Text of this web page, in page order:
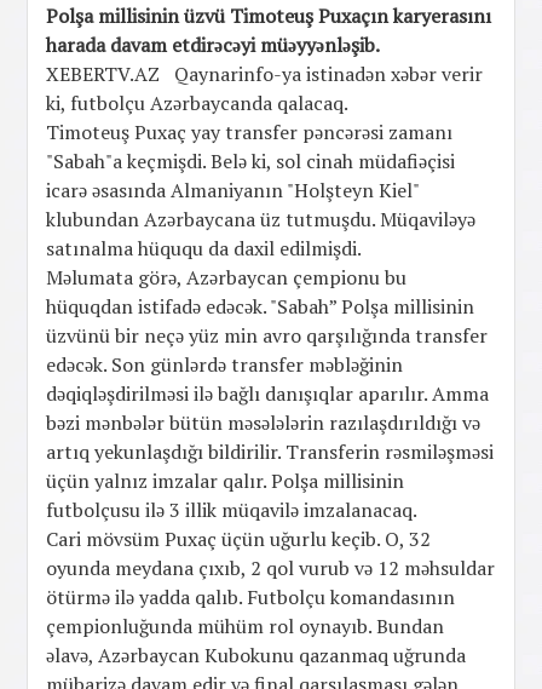
Polşa millisinin üzvü Timoteuş Puxaçın karyerasını
harada davam etdirəcəyi müəyyənləşib.
XEBERTV.AZ Qaynarinfo-ya istinadən xəbər verir
ki, futbolçu Azərbaycanda qalacaq.
Timoteuş Puxaç yay transfer pəncərəsi zamanı
"Sabah"a keçmişdi. Belə ki, sol cinah müdafiəçisi
icarə əsasında Almaniyanın "Holşteyn Kiel"
klubundan Azərbaycana üz tutmuşdu. Müqaviləyə
satınalma hüququ da daxil edilmişdi.
Məlumata görə, Azərbaycan çempionu bu
hüquqdan istifadə edəcək. "Sabah” Polşa millisinin
üzvünü bir neçə yüz min avro qarşılığında transfer
edəcək. Son günlərdə transfer məbləğinin
dəqiqləşdirilməsi ilə bağlı danışıqlar aparılır. Amma
bəzi mənbələr bütün məsələlərin razılaşdırıldığı və
artıq yekunlaşdığı bildirilir. Transferin rəsmiləşməsi
üçün yalnız imzalar qalır. Polşa millisinin
futbolçusu ilə 3 illik müqavilə imzalanacaq.
Cari mövsüm Puxaç üçün uğurlu keçib. O, 32
oyunda meydana çıxıb, 2 qol vurub və 12 məhsuldar
ötürmə ilə yadda qalıb. Futbolçu komandasının
çempionluğunda mühüm rol oynayıb. Bundan
əlavə, Azərbaycan Kubokunu qazanmaq uğrunda